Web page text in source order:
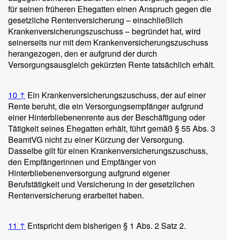
für seinen früheren Ehegatten einen Anspruch gegen die
gesetzliche Rentenversicherung – einschließlich
Krankenversicherungszuschuss – begründet hat, wird
seinerseits nur mit dem Krankenversicherungszuschuss
herangezogen, den er aufgrund der durch
Versorgungsausgleich gekürzten Rente tatsächlich erhält.
10 ↑ Ein Krankenversicherungszuschuss, der auf einer
Rente beruht, die ein Versorgungsempfänger aufgrund
einer Hinterbliebenenrente aus der Beschäftigung oder
Tätigkeit seines Ehegatten erhält, führt gemäß § 55 Abs. 3
BeamtVG nicht zu einer Kürzung der Versorgung.
Dasselbe gilt für einen Krankenversicherungszuschuss,
den Empfängerinnen und Empfänger von
Hinterbliebenenversorgung aufgrund eigener
Berufstätigkeit und Versicherung in der gesetzlichen
Rentenversicherung erarbeitet haben.
11 ↑ Entspricht dem bisherigen § 1 Abs. 2 Satz 2.